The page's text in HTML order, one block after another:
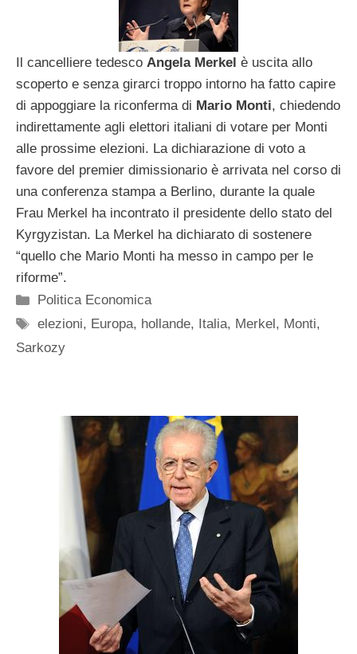
Il cancelliere tedesco Angela Merkel è uscita allo
scoperto e senza girarci troppo intorno ha fatto capire
di appoggiare la riconferma di Mario Monti, chiedendo
indirettamente agli elettori italiani di votare per Monti
alle prossime elezioni. La dichiarazione di voto a
favore del premier dimissionario è arrivata nel corso di
una conferenza stampa a Berlino, durante la quale
Frau Merkel ha incontrato il presidente dello stato del
Kyrgyzistan. La Merkel ha dichiarato di sostenere
“quello che Mario Monti ha messo in campo per le
riforme”.
Categorie
Politica Economica
Tag
elezioni, Europa, hollande, Italia, Merkel , Monti,
Sarkozy